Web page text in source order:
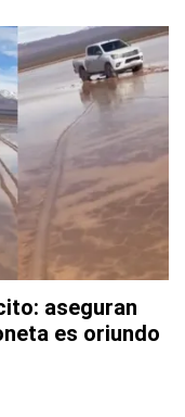
aseguran
es oriundo